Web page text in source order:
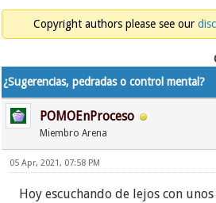
Copyright authors please see our
¿Sugerencias, pedradas o control mental?
POMOEnProceso
Miembro Arena
05 Apr, 2021, 07:58 PM
Hoy escuchando de lejos con